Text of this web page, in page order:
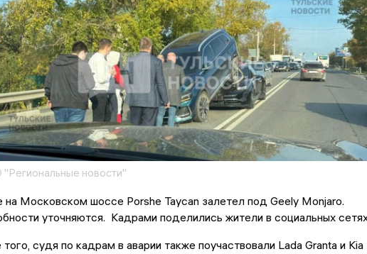
новости"
на Московском шоссе Porshe Taycan залетел под Geely Monjaro.
уточняются. Кадрами поделились жители в социальных
судя по кадрам в аварии также поучаствовали Lada Granta и Kia